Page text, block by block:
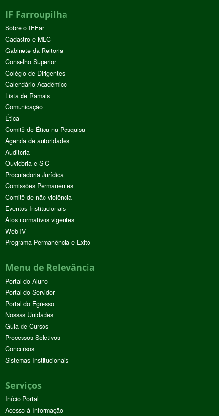
IF Farroupilha
Sobre o IFFar
Cadastro e-MEC
Gabinete da Reitoria
Conselho Superior
Colégio de Dirigentes
Calendário Acadêmico
Lista de Ramais
Comunicação
Ética
Comitê de Ética na Pesquisa
Agenda de autoridades
Auditoria
Ouvidoria e SIC
Procuradoria Jurídica
Comissões Permanentes
Comitê de não violência
Eventos Institucionais
Atos normativos vigentes
WebTV
Programa Permanência e Êxito
Menu de Relevância
Portal do Aluno
Portal do Servidor
Portal do Egresso
Nossas Unidades
Guia de Cursos
Processos Seletivos
Concursos
Sistemas Institucionais
Serviços
Início Portal
Acesso à Informação